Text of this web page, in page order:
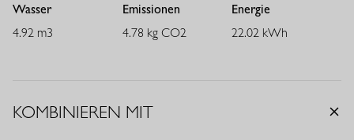
Wasser
4.92 m3
Emissionen
4.78 kg CO2
Energie
22.02 kWh
KOMBINIEREN MIT